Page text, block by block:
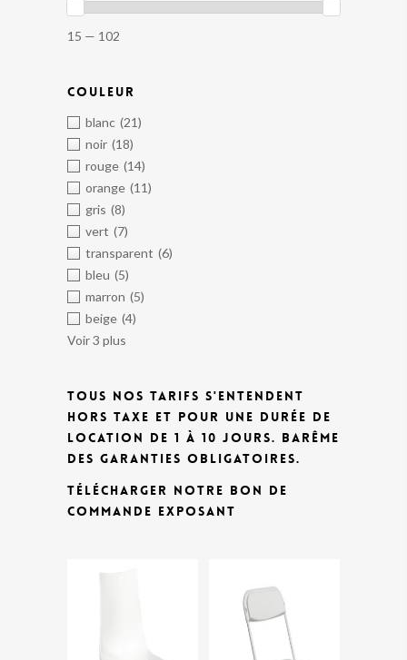
15 — 102
COULEUR
blanc (21)
noir (18)
rouge (14)
orange (11)
gris (8)
vert (7)
transparent (6)
bleu (5)
marron (5)
beige (4)
Voir 3 plus
TOUS NOS TARIFS S'ENTENDENT
HORS TAXE ET POUR UNE DURÉE DE
LOCATION DE 1 À 10 JOURS. BARÊME
DES GARANTIES OBLIGATOIRES.
TÉLÉCHARGER NOTRE BON DE
COMMANDE EXPOSANT